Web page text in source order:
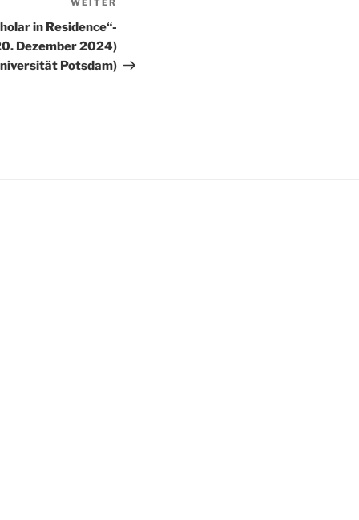
WEITER
in Residence“-
Dezember 2024)
Potsdam)